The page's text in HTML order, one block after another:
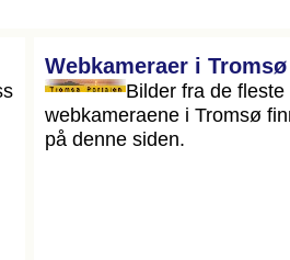
Webkameraer i Tromsø
Bilder fra de fleste
webkameraene i Tromsø
på denne siden.